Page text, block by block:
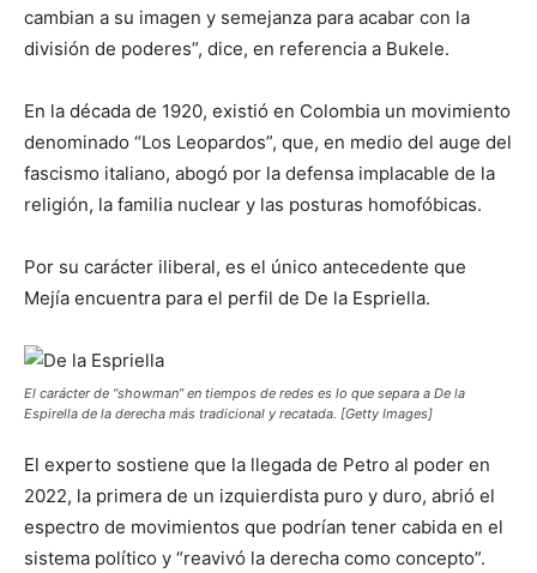
cambian a su imagen y semejanza para acabar con la
división de poderes”, dice, en referencia a Bukele.
En la década de 1920, existió en Colombia un movimiento
denominado “Los Leopardos”, que, en medio del auge del
fascismo italiano, abogó por la defensa implacable de la
religión, la familia nuclear y las posturas homofóbicas.
Por su carácter iliberal, es el único antecedente que
Mejía encuentra para el perfil de De la Espriella.
El carácter de “showman” en tiempos de redes es lo que separa a De la
Espirella de la derecha más tradicional y recatada. [Getty Images]
El experto sostiene que la llegada de Petro al poder en
2022, la primera de un izquierdista puro y duro, abrió el
espectro de movimientos que podrían tener cabida en el
sistema político y “reavivó la derecha como concepto”.